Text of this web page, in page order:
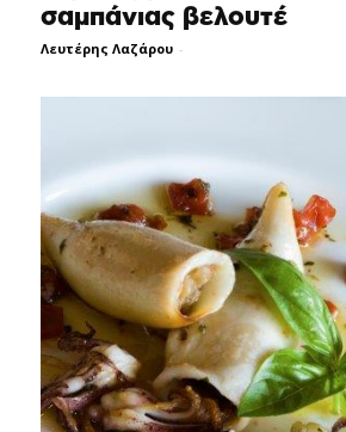
σαμπάνιας βελουτέ
Λευτέρης Λαζάρου -